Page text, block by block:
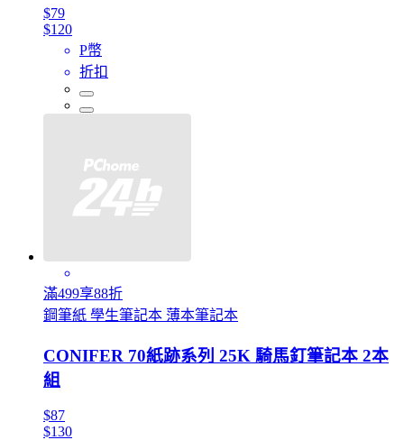
$79
$120
P幣
折扣
滿499享88折
鋼筆紙 學生筆記本 薄本筆記本
CONIFER 70紙跡系列 25K 騎馬釘筆記本 2本
組
$87
$130